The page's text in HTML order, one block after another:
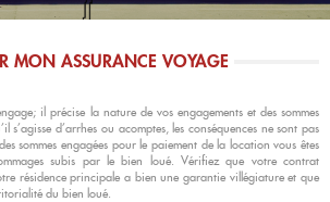
MON ASSURANCE VOYAGE
il précise la nature de vos engagements et des sommes
s’agisse d’arrhes ou acomptes, les conséquences ne sont pas
sommes engagées pour le paiement de la location vous êtes
subis par le bien loué. Vérifiez que votre contrat
résidence principale a bien une garantie villégiature et que
du bien loué.